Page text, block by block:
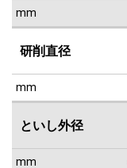
mm
研削直径
mm
といし外径
mm